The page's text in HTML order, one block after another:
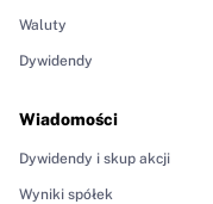
Waluty
Dywidendy
Wiadomości
Dywidendy i skup akcji
Wyniki spółek